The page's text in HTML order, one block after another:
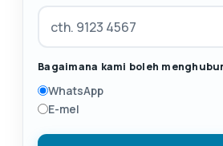
Bagaimana kami boleh
WhatsApp
E-mel